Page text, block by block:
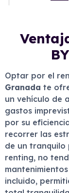
Optar por el
Granada te
un vehículo de
gastos
por su
recorrer las
de un tranquilo
renting, no
incluido,